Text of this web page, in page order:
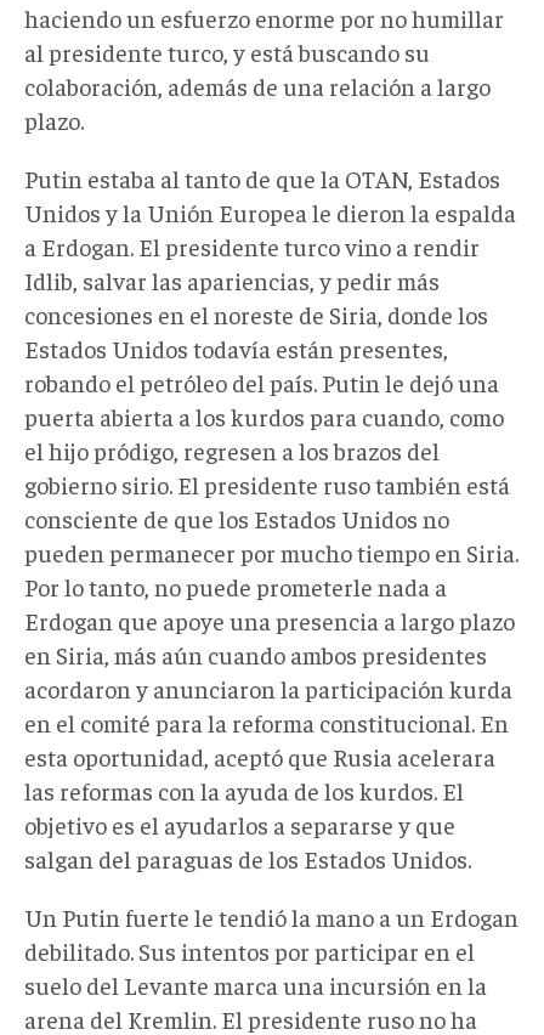
haciendo un esfuerzo enorme por no humillar
al presidente turco, y está buscando su
colaboración, además de una relación a largo
plazo.
Putin estaba al tanto de que la OTAN, Estados
Unidos y la Unión Europea le dieron la espalda
a Erdogan. El presidente turco vino a rendir
Idlib, salvar las apariencias, y pedir más
concesiones en el noreste de Siria, donde los
Estados Unidos todavía están presentes,
robando el petróleo del país. Putin le dejó una
puerta abierta a los kurdos para cuando, como
el hijo pródigo, regresen a los brazos del
gobierno sirio. El presidente ruso también está
consciente de que los Estados Unidos no
pueden permanecer por mucho tiempo en Siria.
Por lo tanto, no puede prometerle nada a
Erdogan que apoye una presencia a largo plazo
en Siria, más aún cuando ambos presidentes
acordaron y anunciaron la participación kurda
en el comité para la reforma constitucional. En
esta oportunidad, aceptó que Rusia acelerara
las reformas con la ayuda de los kurdos. El
objetivo es el ayudarlos a separarse y que
salgan del paraguas de los Estados Unidos.
Un Putin fuerte le tendió la mano a un Erdogan
debilitado. Sus intentos por participar en el
suelo del Levante marca una incursión en la
arena del Kremlin. El presidente ruso no ha